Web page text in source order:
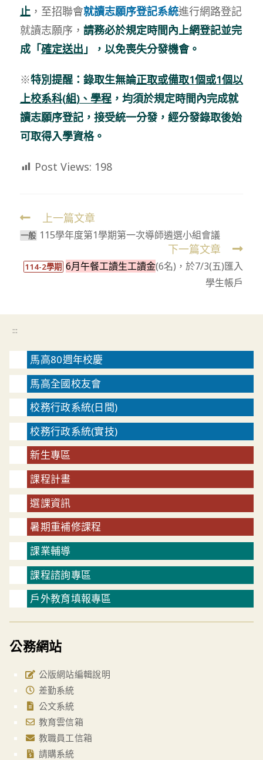
止 ，至招聯會就讀志願序登記系統進行網路登記
就讀志願序， 請務必於規定時間內上網登記並完
成「確定送出 」，以免喪失分發機會。
※特別提醒： 錄取生無論正取或備取1個或1個以
上校系科(組)、學程，均須於規定時間內完成就
讀志願序登記，接受統一分發，經分發錄取後始
可取得入學資格。
Post Views: 198
Read
more
articles
上一篇文章
一般 115學年度第1學期第一次導師遴選小組會議
下一篇文章
114-2學期 6月午餐工讀生工讀金(6名)，於7/3(五)匯入
學生帳戶
:::
馬高80週年校慶
馬高全國校友會
校務行政系統(日間)
校務行政系統(實技)
新生專區
課程計畫
選課資訊
暑期重補修課程
課業輔導
課程諮詢專區
戶外教育填報專區
公務網站
公版網站編輯說明
差勤系統
公文系統
教育雲信箱
教職員工信箱
請購系統